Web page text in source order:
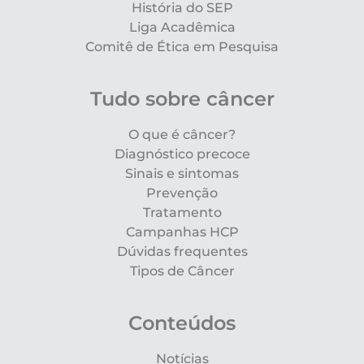
História do SEP
Liga Acadêmica
Comitê de Ética em Pesquisa
Tudo sobre câncer
O que é câncer?
Diagnóstico precoce
Sinais e sintomas
Prevenção
Tratamento
Campanhas HCP
Dúvidas frequentes
Tipos de Câncer
Conteúdos
Notícias